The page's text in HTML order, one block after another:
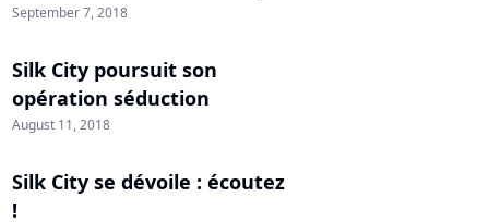
September 7, 2018
Silk City poursuit son
opération séduction
August 11, 2018
Silk City se dévoile : écoutez
!